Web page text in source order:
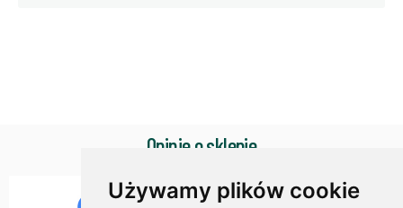
Używamy plików cookie
Opinie o sklepie